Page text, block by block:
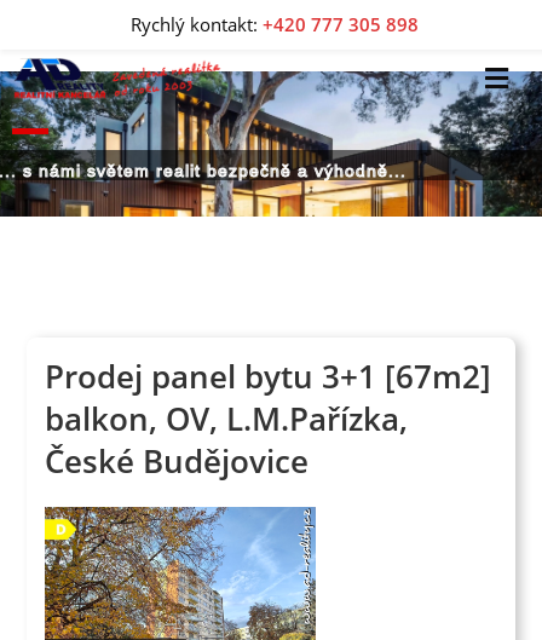
s námi světem realit bezpečně a výhodně...
Prodej panel bytu 3+1 [67m2]
balkon, OV, L.M.Pařízka,
České Budějovice
Rychlý kontakt: +420 777 305 898